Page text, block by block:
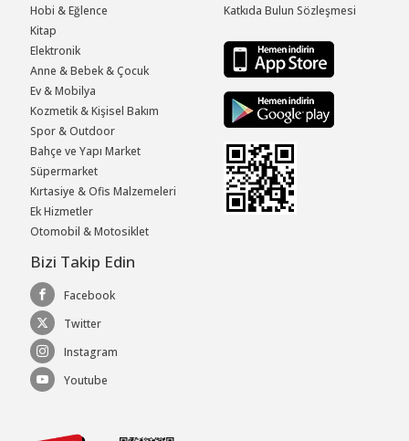
Hobi & Eğlence
Kitap
Elektronik
Anne & Bebek & Çocuk
Ev & Mobilya
Kozmetik & Kişisel Bakım
Spor & Outdoor
Bahçe ve Yapı Market
Süpermarket
Kırtasiye & Ofis Malzemeleri
Ek Hizmetler
Otomobil & Motosiklet
Katkıda Bulun Sözleşmesi
Bizi Takip Edin
Facebook
Twitter
Instagram
Youtube